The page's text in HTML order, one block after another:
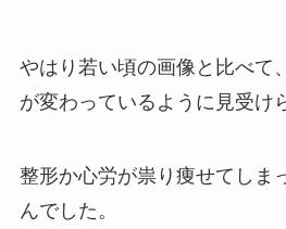
やはり若い頃の画像と比べて
が変わっているように見受け
整形か心労が祟り痩せてしま
んでした。